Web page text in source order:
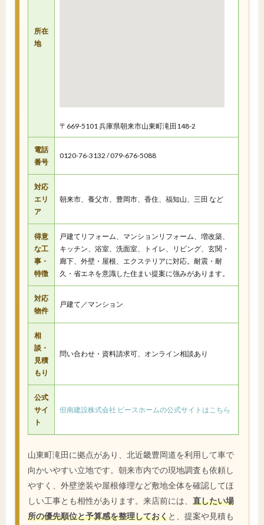
所在
地
〒669-5101 兵庫県朝来市山東町滝田148-2
電話
番号
0120-76-3132 / 079-676-5088
対応
エリ
ア
朝来市、養父市、豊岡市、香住、福知山、三田 など
得意
な工
事・
特徴
戸建てリフォーム、マンションリフォーム、増改築、
キッチン、浴室、洗面室、トイレ、リビング、玄関・
廊下、外壁・屋根、エクステリアに対応。耐震・耐
久・省エネを意識した住まい提案に強みがあります。
対応
物件
戸建て／マンション
相
談・
見積
もり
問い合わせ・資料請求可、オンライン相談あり
公式
サイ
ト
但南建設株式会社 ピースホームの公式サイトはこちら
山東町滝田に拠点があり、北近畿豊岡道を利用して車で
向かいやすい立地です。朝来市内での現地調査も依頼し
やすく、外壁塗装や屋根修理など敷地全体を確認してほ
しい工事とも相性があります。来店前には、 直したい場
所の優先順位と予算感を整理しておくと、提案や見積も